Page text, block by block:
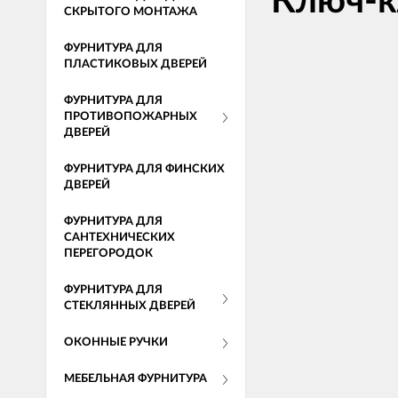
СКРЫТОГО МОНТАЖА
ФУРНИТУРА ДЛЯ
ПЛАСТИКОВЫХ ДВЕРЕЙ
ФУРНИТУРА ДЛЯ
ПРОТИВОПОЖАРНЫХ
ДВЕРЕЙ
ФУРНИТУРА ДЛЯ ФИНСКИХ
ДВЕРЕЙ
ФУРНИТУРА ДЛЯ
САНТЕХНИЧЕСКИХ
ПЕРЕГОРОДОК
ФУРНИТУРА ДЛЯ
СТЕКЛЯННЫХ ДВЕРЕЙ
ОКОННЫЕ РУЧКИ
МЕБЕЛЬНАЯ ФУРНИТУРА